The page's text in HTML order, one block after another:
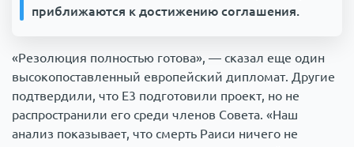
приближаются к достижению соглашения.
«Резолюция полностью готова», — сказал еще один
высокопоставленный европейский дипломат. Другие
подтвердили, что Е3 подготовили проект, но не
распространили его среди членов Совета. «Наш
анализ показывает, что смерть Раиси ничего не